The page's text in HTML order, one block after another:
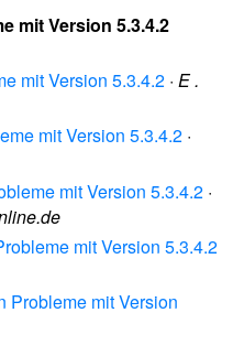
mit Version 5.3.4.2
mit Version 5.3.4.2 · E .
mit Version 5.3.4.2 ·
mit Version 5.3.4.2 ·
mit Version 5.3.4.2
Probleme mit Version